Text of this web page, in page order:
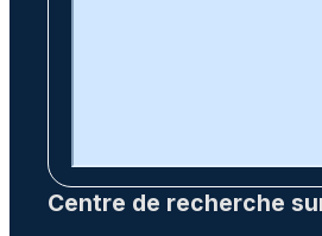
Centre de recherche